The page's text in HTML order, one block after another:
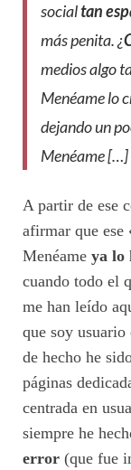
socialtan
más penita. ¿
medios algo
Menéame lo
dejando un
Menéame […]
A partir de ese
afirmar que ese
Menéame ya lo
cuando todo el
me han leído
que soy
de hecho he
páginas
centrada en
siempre he
error (que fue